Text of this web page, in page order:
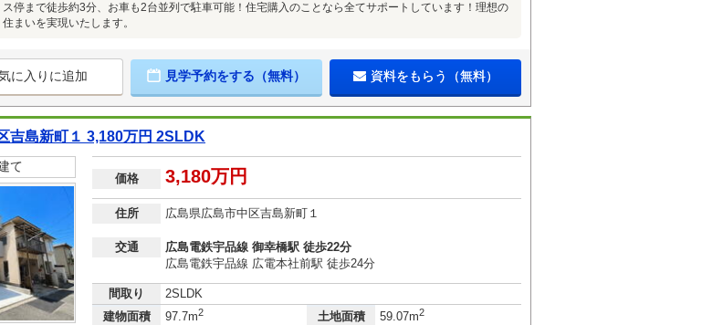
ス停まで徒歩約3分、お車も2台並列で駐車可能！住宅購入のことなら全てサポートしています！理想の
住まいを実現いたします。
に入りに追加 見学予約をする（無料） 資料をもらう（無料）
吉島新町１ 3,180万円 2SLDK
て
価格 3,180万円
住所 広島県広島市中区吉島新町１
交通
広島電鉄宇品線 御幸橋駅 徒歩22分
広島電鉄宇品線 広電本社前駅 徒歩24分
間取り
2SLDK
建物面積
97.7m2 土地面積 59.07m2